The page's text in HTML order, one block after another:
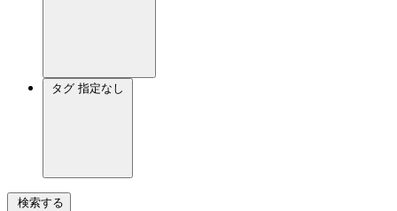
タグ 指定なし
検索する